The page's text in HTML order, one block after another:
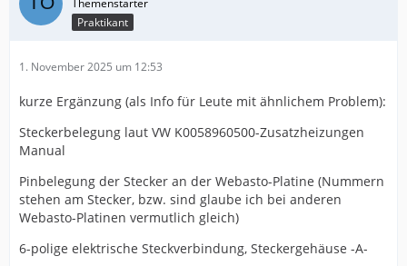
Praktikant
1. November 2025 um 12:53
kurze Ergänzung (als Info für Leute mit ähnlichem Problem):
Steckerbelegung laut VW K0058960500-Zusatzheizungen
Manual
Pinbelegung der Stecker an der Webasto-Platine (Nummern
stehen am Stecker, bzw. sind glaube ich bei anderen
Webasto-Platinen vermutlich gleich)
6-polige elektrische Steckverbindung, Steckergehäuse -A-